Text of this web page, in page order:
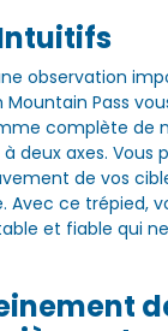
observation
Pass
complète de
deux axes. Vous
de vos
Avec ce trépied,
et fiable qui